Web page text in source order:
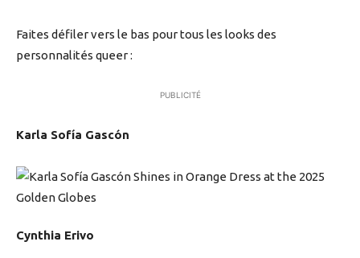
Faites défiler vers le bas pour tous les looks des
personnalités queer :
PUBLICITÉ
Karla Sofía Gascón
Cynthia Erivo